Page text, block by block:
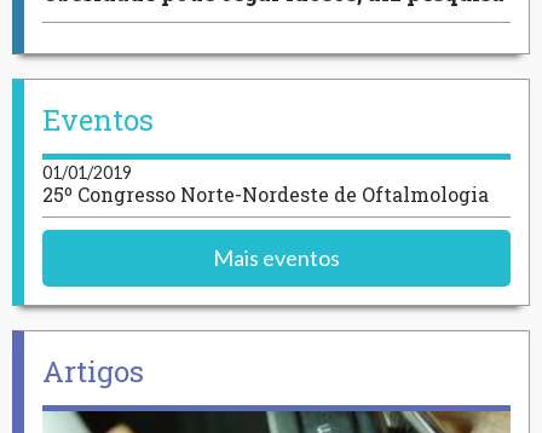
Eventos
01/01/2019
25º Congresso Norte-Nordeste de Oftalmologia
Mais eventos
Artigos